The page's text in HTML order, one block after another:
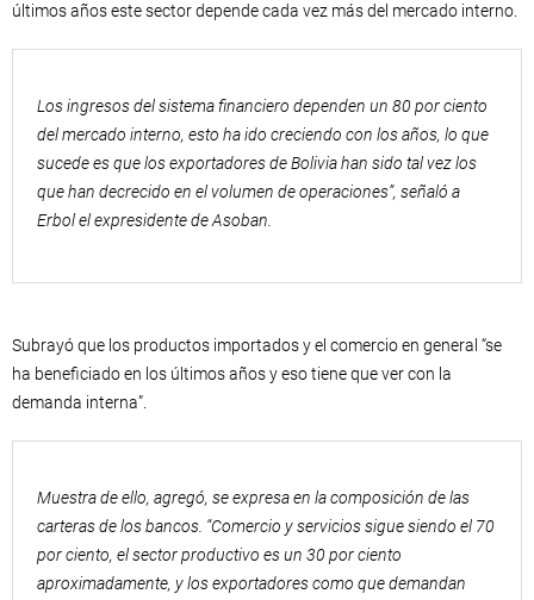
últimos años este sector depende cada vez más del mercado interno.
Los ingresos del sistema financiero dependen un 80 por ciento
del mercado interno, esto ha ido creciendo con los años, lo que
sucede es que los exportadores de Bolivia han sido tal vez los
que han decrecido en el volumen de operaciones”, señaló a
Erbol el expresidente de Asoban.
Subrayó que los productos importados y el comercio en general “se
ha beneficiado en los últimos años y eso tiene que ver con la
demanda interna”.
Muestra de ello, agregó, se expresa en la composición de las
carteras de los bancos. “Comercio y servicios sigue siendo el 70
por ciento, el sector productivo es un 30 por ciento
aproximadamente, y los exportadores como que demandan